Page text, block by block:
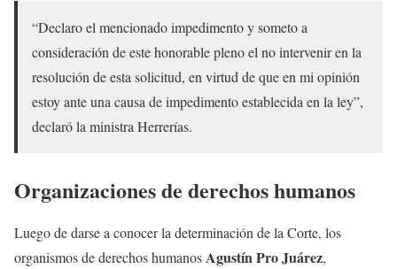
“Declaro el mencionado impedimento y someto a
consideración de este honorable pleno el no intervenir en la
resolución de esta solicitud, en virtud de que en mi opinión
estoy ante una causa de impedimento establecida en la ley”,
declaró la ministra Herrerías.
Organizaciones de derechos humanos
Luego de darse a conocer la determinación de la Corte, los
organismos de derechos humanosAgustín Pro Juárez,